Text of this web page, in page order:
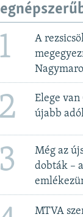
1
A
2
Elege van
újabb
3
Még az
dobták –
MTVA